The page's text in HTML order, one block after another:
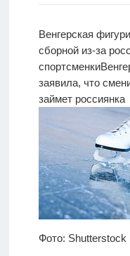
Венгерская
сборной из-за
спортсменки
заявила, что
займет россиянка
Фото: Shutterstock